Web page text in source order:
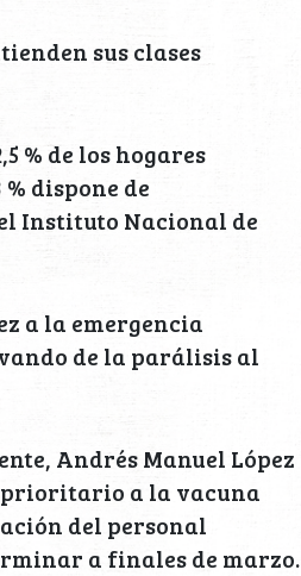
sus clases
% de los hogares
dispone de
Instituto Nacional de
a la emergencia
de la parálisis al
Andrés Manuel López
prioritario a la vacuna
del personal
a finales de marzo.